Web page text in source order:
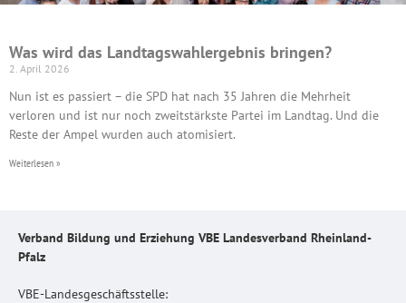
Was wird das Landtagswahlergebnis bringen?
2. April 2026
Nun ist es passiert – die SPD hat nach 35 Jahren die Mehrheit
verloren und ist nur noch zweitstärkste Partei im Landtag. Und die
Reste der Ampel wurden auch atomisiert.
Weiterlesen »
Verband Bildung und Erziehung VBE Landesverband Rheinland-
Pfalz
VBE-Landesgeschäftsstelle: